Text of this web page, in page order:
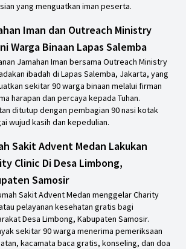
yang menguatkan iman peserta.
Iman dan Outreach Ministry
Warga Binaan Lapas Salemba
Jamahan Iman bersama Outreach Ministry
ibadah di Lapas Salemba, Jakarta, yang
sekitar 90 warga binaan melalui firman
harapan dan percaya kepada Tuhan.
ditutup dengan pembagian 90 nasi kotak
wujud kasih dan kepedulian.
Sakit Advent Medan Lakukan
Clinic Di Desa Limbong,
Samosir
Sakit Advent Medan menggelar Charity
pelayanan kesehatan gratis bagi
Desa Limbong, Kabupaten Samosir.
sekitar 90 warga menerima pemeriksaan
kacamata baca gratis, konseling, dan doa